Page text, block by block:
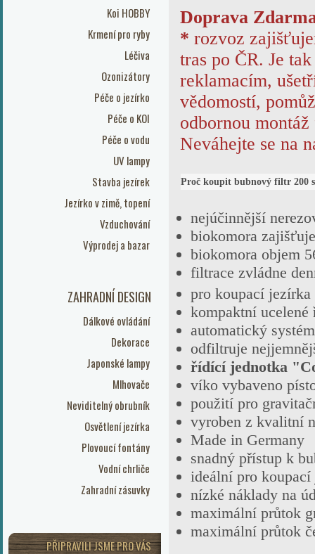
Koi HOBBY
Krmení pro ryby
Léčiva
Ozonizátory
Péče o jezírko
Péče o KOI
Péče o vodu
UV lampy
Stavba jezírek
Jezírko v zimě, topení
Vzduchování
Výprodej a bazar
ZAHRADNÍ DESIGN
Dálkové ovládání
Dekorace
Japonské lampy
Mlhovače
Neviditelný obrubník
Osvětlení jezírka
Plovoucí fontány
Vodní chrliče
Zahradní zásuvky
PŘIPRAVILI JSME PRO VÁS
Doprava
* rozvoz
tras po ČR. Je
reklamacím,
vědomostí,
odbornou
Neváhejte se na
Proč koupit bubnový filtr 200
nejúčinnější
biokomora
biokomora objem
filtrace zvládne
pro koupací jezírka
kompaktní
automatický
odfiltruje
řídící jednotka
víko vybaveno
použití pro
vyroben z kvalitní
Made in Germany
snadný přístup k
ideální pro
nízké náklady na
maximální průtok
maximální průtok